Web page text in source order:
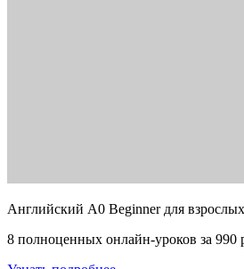
Английский A0 Beginner для взрослых
8 полноценных онлайн-уроков за 990